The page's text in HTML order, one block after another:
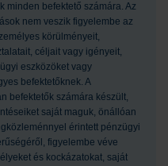
minden befektető számára. Az
nem veszik figyelembe az
körülményeit,
céljait vagy igényeit,
eszközöket vagy
befektetőknek. A
befektetők számára készült,
saját maguk, önállóan
érintett pénzügyi
figyelembe véve
és kockázatokat, saját